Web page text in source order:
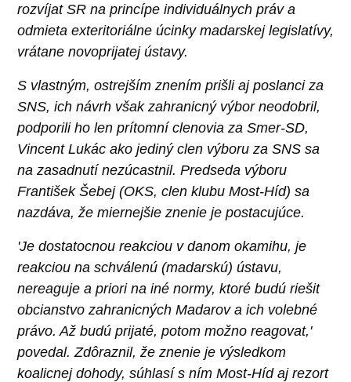
rozvíjat SR na princípe individuálnych práv a
odmieta exteritoriálne úcinky madarskej legislatívy,
vrátane novoprijatej ústavy.
S vlastným, ostrejším znením prišli aj poslanci za
SNS, ich návrh však zahranicný výbor neodobril,
podporili ho len prítomní clenovia za Smer-SD,
Vincent Lukác ako jediný clen výboru za SNS sa
na zasadnutí nezúcastnil. Predseda výboru
František Šebej (OKS, clen klubu Most-Híd) sa
nazdáva, že miernejšie znenie je postacujúce.
'Je dostatocnou reakciou v danom okamihu, je
reakciou na schválenú (madarskú) ústavu,
nereaguje a priori na iné normy, ktoré budú riešit
obcianstvo zahranicných Madarov a ich volebné
právo. Až budú prijaté, potom možno reagovat,'
povedal. Zdôraznil, že znenie je výsledkom
koalicnej dohody, súhlasí s ním Most-Híd aj rezort